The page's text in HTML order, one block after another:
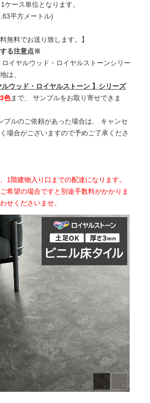
ケース単位となります。
平方メートル)
無料でお送り致します。】
る注意点※
ロイヤルウッド・ロイヤルストーンシリー
は、
ルウッド・ロイヤルストーン 】シリーズ
色まで、 サンプルをお取り寄せできま
プルのご依頼があった場合は、 キャンセ
場合がございますので予めご了承くださ
1階建物入り口までの配達になります。
希望の場合ですと別途手数料がかかりま
せくださいませ。